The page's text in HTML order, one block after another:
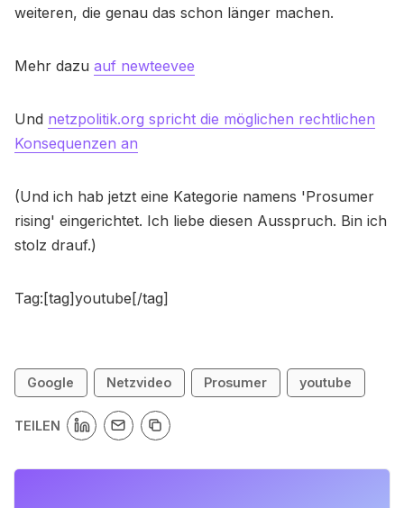
weiteren, die genau das schon länger machen.
Mehr dazu auf newteevee
Und netzpolitik.org spricht die möglichen rechtlichen
Konsequenzen an
(Und ich hab jetzt eine Kategorie namens 'Prosumer
rising' eingerichtet. Ich liebe diesen Ausspruch. Bin ich
stolz drauf.)
Tag:[tag]youtube[/tag]
Google Netzvideo Prosumer youtube
TEILEN